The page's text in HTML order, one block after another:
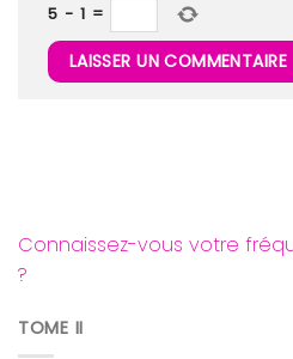
Connaissez-vous votre
?
TOME II
5 − 1 =